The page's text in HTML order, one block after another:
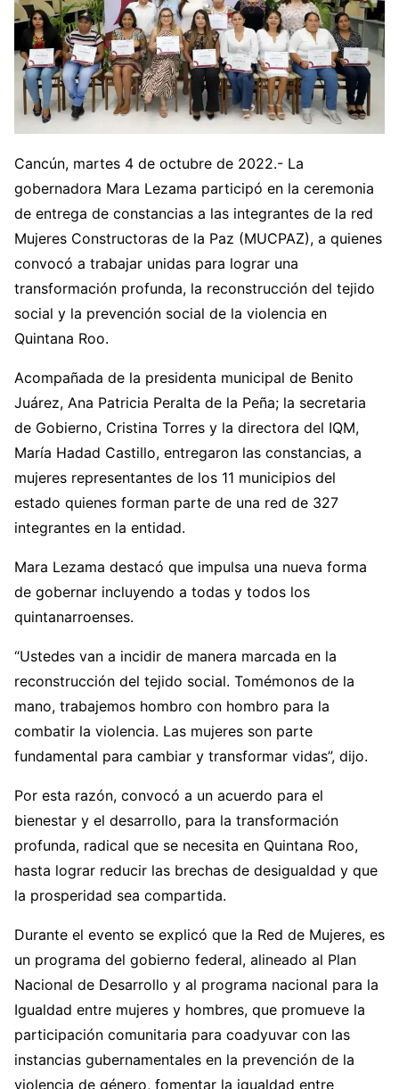
Cancún, martes 4 de octubre de 2022.- La
gobernadora Mara Lezama participó en la ceremonia
de entrega de constancias a las integrantes de la red
Mujeres Constructoras de la Paz (MUCPAZ), a quienes
convocó a trabajar unidas para lograr una
transformación profunda, la reconstrucción del tejido
social y la prevención social de la violencia en
Quintana Roo.
Acompañada de la presidenta municipal de Benito
Juárez, Ana Patricia Peralta de la Peña; la secretaria
de Gobierno, Cristina Torres y la directora del IQM,
María Hadad Castillo, entregaron las constancias, a
mujeres representantes de los 11 municipios del
estado quienes forman parte de una red de 327
integrantes en la entidad.
Mara Lezama destacó que impulsa una nueva forma
de gobernar incluyendo a todas y todos los
quintanarroenses.
“Ustedes van a incidir de manera marcada en la
reconstrucción del tejido social. Tomémonos de la
mano, trabajemos hombro con hombro para la
combatir la violencia. Las mujeres son parte
fundamental para cambiar y transformar vidas”, dijo.
Por esta razón, convocó a un acuerdo para el
bienestar y el desarrollo, para la transformación
profunda, radical que se necesita en Quintana Roo,
hasta lograr reducir las brechas de desigualdad y que
la prosperidad sea compartida.
Durante el evento se explicó que la Red de Mujeres, es
un programa del gobierno federal, alineado al Plan
Nacional de Desarrollo y al programa nacional para la
Igualdad entre mujeres y hombres, que promueve la
participación comunitaria para coadyuvar con las
instancias gubernamentales en la prevención de la
violencia de género, fomentar la igualdad entre